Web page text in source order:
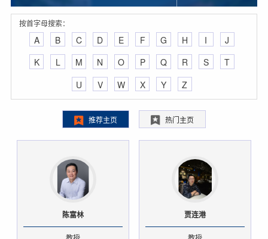
按首字母搜索：
A B C D E F G H I
J
K
L M N O P Q R S
T
U
V W X Y Z
推荐主页 热门主页
陈富林 贾连港